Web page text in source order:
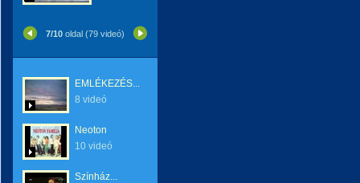
7/10 oldal (79 videó)
EMLÉKEZÉS...
8 videó
Neoton
10 videó
Színház...